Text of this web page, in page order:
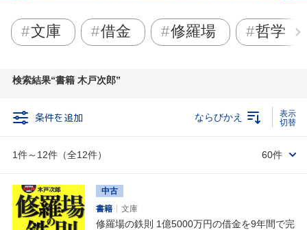
文庫 借金 修羅場 哲学
検索結果 書籍 木戸次郎
条件を追加
1件～12件（全12件）
ならびかえ
60件
中古
書籍
文庫
修羅場の鉄則 1億5000万円の借金を9年間で完